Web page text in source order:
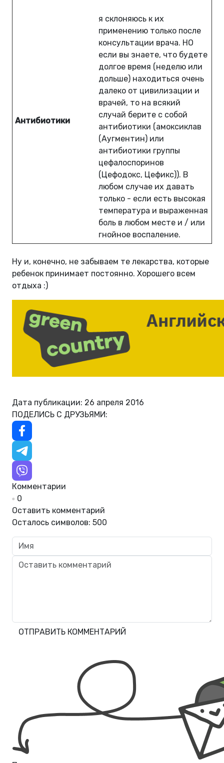
Антибиотики
я склоняюсь к их
применению только после
консультации врача. НО
если вы знаете, что будете
долгое время (неделю или
дольше) находиться очень
далеко от цивилизации и
врачей, то на всякий
случай берите с собой
антибиотики (амоксиклав
(Аугментин) или
антибиотики группы
цефалоспоринов
(Цефодокс, Цефикс)). В
любом случае их давать
только - если есть высокая
температура и выраженная
боль в любом месте и / или
гнойное воспаление.
Ну и, конечно, не забываем те лекарства, которые
ребенок принимает постоянно. Хорошего всем
отдыха :)
Дата публикации: 26 апреля 2016
ПОДЕЛИСЬ С ДРУЗЬЯМИ:
Комментарии
0
Оставить комментарий
Осталось символов: 500
ОТПРАВИТЬ КОММЕНТАРИЙ